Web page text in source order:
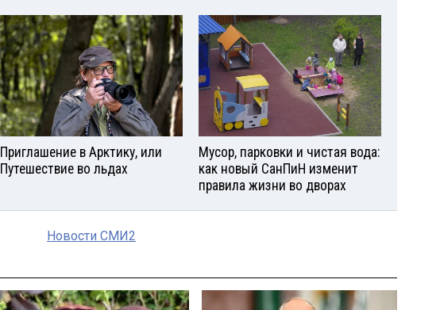
Приглашение в Арктику, или
Путешествие во льдах
Мусор, парковки и чистая вода:
как новый СанПиН изменит
правила жизни во дворах
Новости СМИ2